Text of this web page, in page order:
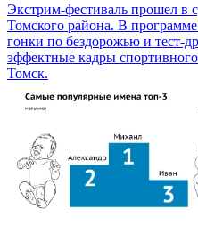
Экстрим-фестиваль прошел в
Томского района. В
гонки по бездорожью и тест-
эффектные кадры
Томск.